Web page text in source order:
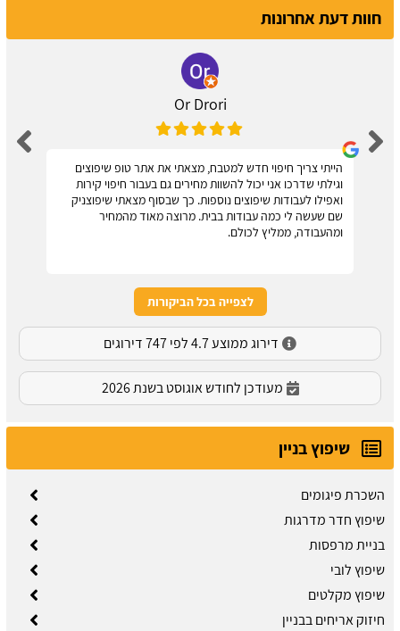
חוות דעת אחרונות
Or Drori
הייתי צריך חיפוי חדש למטבח, מצאתי את אתר טופ שיפוצים
וגילתי שדרכו אני יכול להשוות מחירים גם בעבור חיפוי קירות
ואפילו לעבודות שיפוצים נוספות. כך שבסוף מצאתי שיפוצניק
שם שעשה לי כמה עבודות בבית. מרוצה מאוד מהמחיר
ומהעבודה, ממליץ לכולם.
לצפייה בכל הביקורות
דירוג ממוצע 4.7 לפי 747 דירוגים
מעודכן לחודש אוגוסט בשנת 2026
שיפוץ בניין
השכרת פיגומים
שיפוץ חדר מדרגות
בניית מרפסות
שיפוץ לובי
שיפוץ מקלטים
חיזוק אריחים בבניין